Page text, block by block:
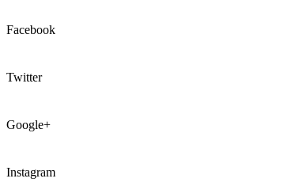
Facebook
Twitter
Google+
Instagram